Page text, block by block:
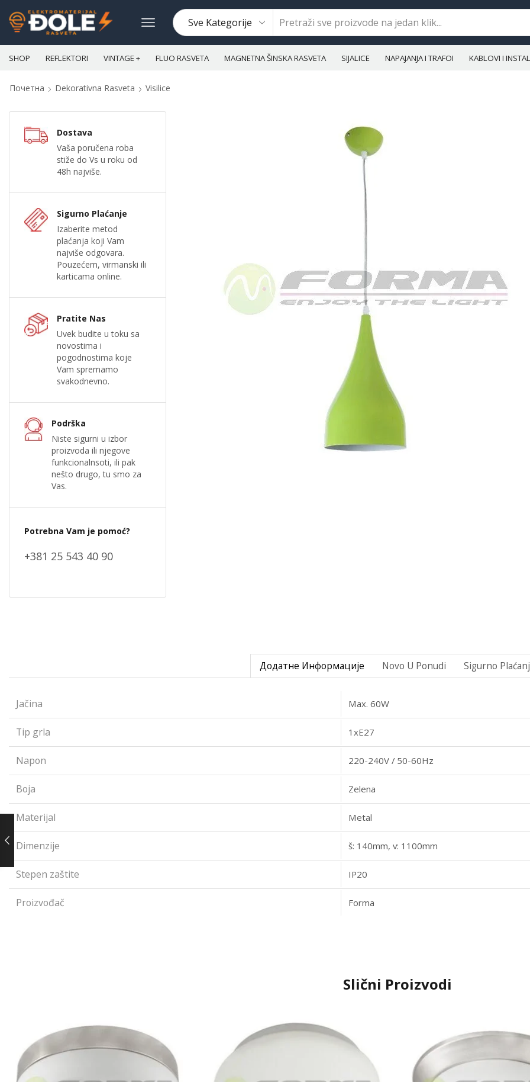
SHOP REFLEKTORI VINTAGE + FLUO RASVETA MAGNETNA ŠINSKA RASVETA SIJALICE NAPAJANJA I TRAFOI KABLOVI I
Почетна Dekorativna Rasveta Visilice
Dostava
Vaša poručena roba
stiže do Vs u roku od
48h najviše.
Sigurno Plaćanje
Izaberite metod
plaćanja koji Vam
najviše odgovara.
Pouzećem, virmanski ili
karticama online.
Pratite Nas
Uvek budite u toku sa
novostima i
pogodnostima koje
Vam spremamo
svakodnevno.
Podrška
Niste sigurni u izbor
proizvoda ili njegove
funkcionalnsoti, ili pak
nešto drugo, tu smo za
Vas.
Potrebna Vam je pomoć?
+381 25 543 40 90
Додатне Информације Novo U Ponudi Sigurno
Jačina Max. 60W
Tip grla 1xE27
Napon 220-240V / 50-60Hz
Boja Zelena
Materijal Metal
Dimenzije š: 140mm, v: 1100mm
Stepen zaštite IP20
Proizvođač Forma
Slični Proizvodi